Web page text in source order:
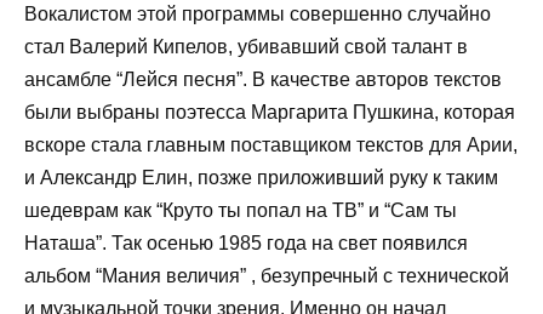
Вокалистом этой программы совершенно случайно
стал Валерий Кипелов, убивавший свой талант в
ансамбле “Лейся песня”. В качестве авторов текстов
были выбраны поэтесса Маргарита Пушкина, которая
вскоре стала главным поставщиком текстов для Арии,
и Александр Елин, позже приложивший руку к таким
шедеврам как “Круто ты попал на ТВ” и “Сам ты
Наташа”. Так осенью 1985 года на свет появился
альбом “Мания величия” , безупречный с технической
и музыкальной точки зрения. Именно он начал